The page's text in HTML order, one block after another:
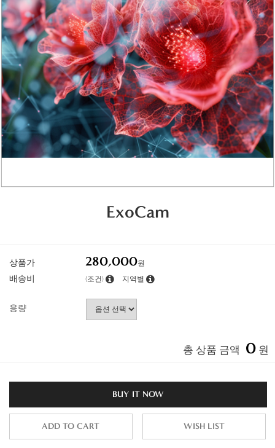
ExoCam
상품가 280,000원
배송비 (조건) 지역별
용량
총 상품 금액 0 원
BUY IT NOW
ADD TO CART WISH LIST